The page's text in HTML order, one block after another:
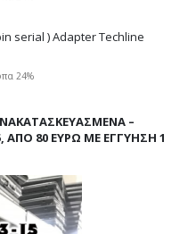
serial ) Adapter Techline
24%
–
ΑΠΌ 80 ΕΥΡΏ ΜΕ ΕΓΓΎΗΣΗ 1